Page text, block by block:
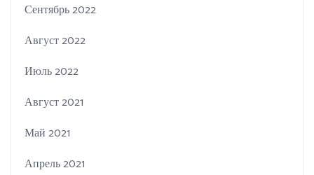
Сентябрь 2022
Август 2022
Июль 2022
Август 2021
Май 2021
Апрель 2021